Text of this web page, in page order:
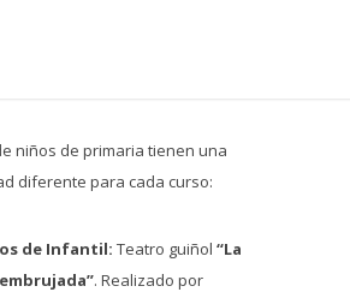
niños de primaria tienen una
diferente para cada curso:
de Infantil: Teatro guiñol “La
. Realizado por